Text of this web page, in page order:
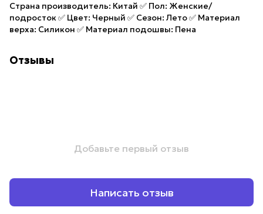
Страна производитель: Китай ✅ Пол: Женские/
подросток ✅ Цвет: Черный ✅ Сезон: Лето ✅ Материал
верха: Силикон ✅ Материал подошвы: Пена
Отзывы
Добавьте первый отзыв
Написать отзыв